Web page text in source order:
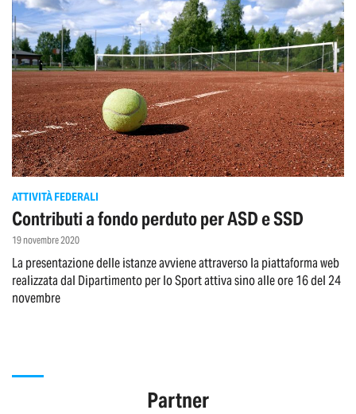
ATTIVITÀ FEDERALI
Contributi a fondo perduto per ASD e SSD
19 novembre 2020
La presentazione delle istanze avviene attraverso la piattaforma web
realizzata dal Dipartimento per lo Sport attiva sino alle ore 16 del 24
novembre
Partner